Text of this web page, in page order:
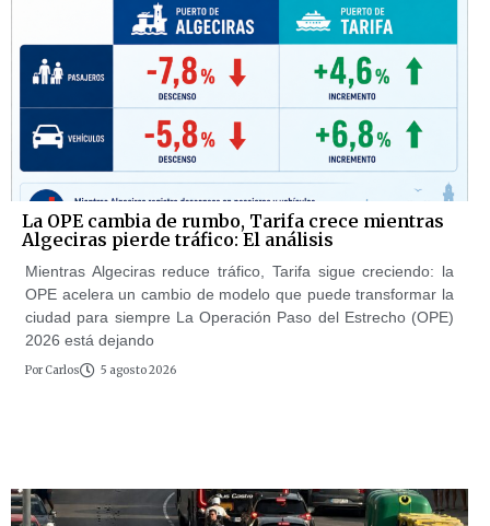
La OPE cambia de rumbo, Tarifa crece mientras
Algeciras pierde tráfico: El análisis
Mientras Algeciras reduce tráfico, Tarifa sigue creciendo: la
OPE acelera un cambio de modelo que puede transformar la
ciudad para siempre La Operación Paso del Estrecho (OPE)
2026 está dejando
Por Carlos 5 agosto 2026